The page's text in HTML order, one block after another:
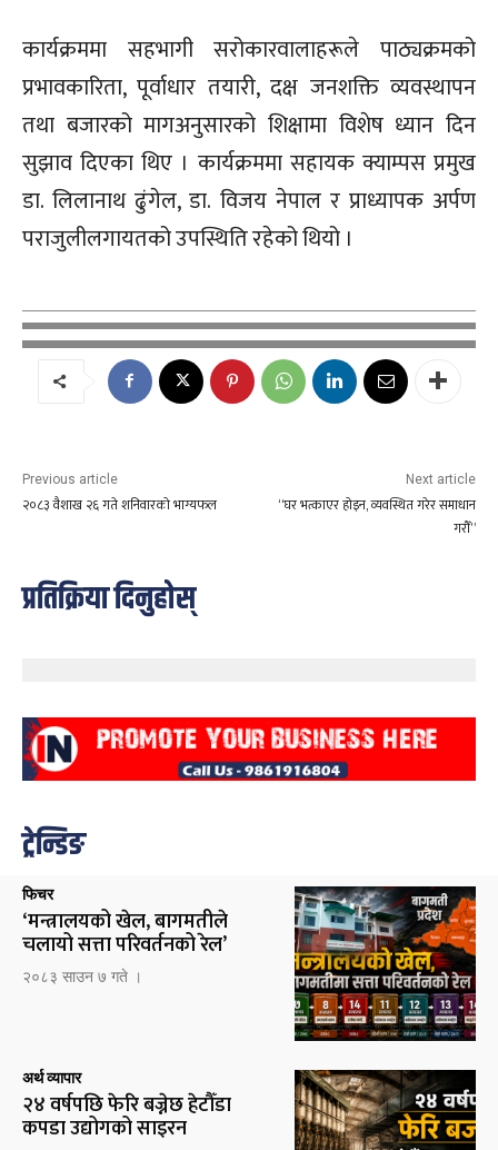
कार्यक्रममा सहभागी सरोकारवालाहरूले पाठ्यक्रमको
प्रभावकारिता, पूर्वाधार तयारी, दक्ष जनशक्ति व्यवस्थापन
तथा बजारको मागअनुसारको शिक्षामा विशेष ध्यान दिन
सुझाव दिएका थिए । कार्यक्रममा सहायक क्याम्पस प्रमुख
डा. लिलानाथ ढुंगेल, डा. विजय नेपाल र प्राध्यापक अर्पण
पराजुलीलगायतको उपस्थिति रहेको थियो ।
Previous article
२०८३ वैशाख २६ गते शनिवारको भाग्यफल
Next article
“घर भत्काएर होइन, व्यवस्थित गरेर समाधान
गरौँ”
प्रतिक्रिया दिनुहोस्
ट्रेन्डिङ
फिचर
‘मन्त्रालयको खेल, बागमतीले
चलायो सत्ता परिवर्तनको रेल’
२०८३ साउन ७ गते ।
अर्थ व्यापार
२४ वर्षपछि फेरि बज्नेछ हेटौँडा
कपडा उद्योगको साइरन